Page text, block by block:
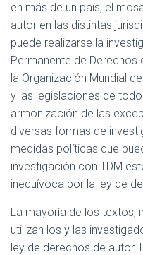
en más de un país, el
autor en las distintas
puede realizarse la
Permanente de Derechos
la Organización Mundial
y las legislaciones de
armonización de las
diversas formas de
medidas políticas que
investigación con TDM
inequívoca por la ley de
La mayoría de los textos,
utilizan los y las
ley de derechos de autor.